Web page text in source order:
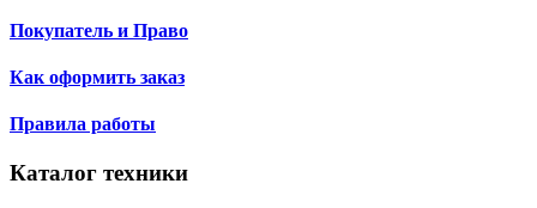
Покупатель и Право
Как оформить заказ
Правила работы
Каталог техники